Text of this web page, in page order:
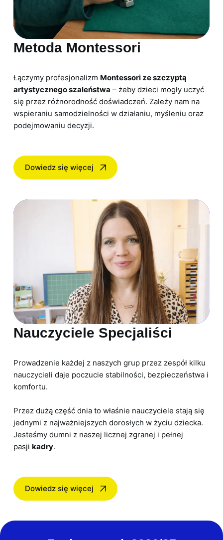
Metoda Montessori
Łączymy profesjonalizm Montessori ze szczyptą
artystycznego szaleństwa – żeby dzieci mogły uczyć
się przez różnorodność doświadczeń. Zależy nam na
wspieraniu samodzielności w działaniu, myśleniu oraz
podejmowaniu decyzji.
Dowiedz się więcej
Nauczyciele Specjaliści
Prowadzenie każdej z naszych grup przez zespół kilku
nauczycieli daje poczucie stabilności, bezpieczeństwa i
komfortu.
Przez dużą część dnia to właśnie nauczyciele stają się
jednymi z najważniejszych dorosłych w życiu dziecka.
Jesteśmy dumni z naszej licznej zgranej i pełnej
pasji kadry.
Dowiedz się więcej